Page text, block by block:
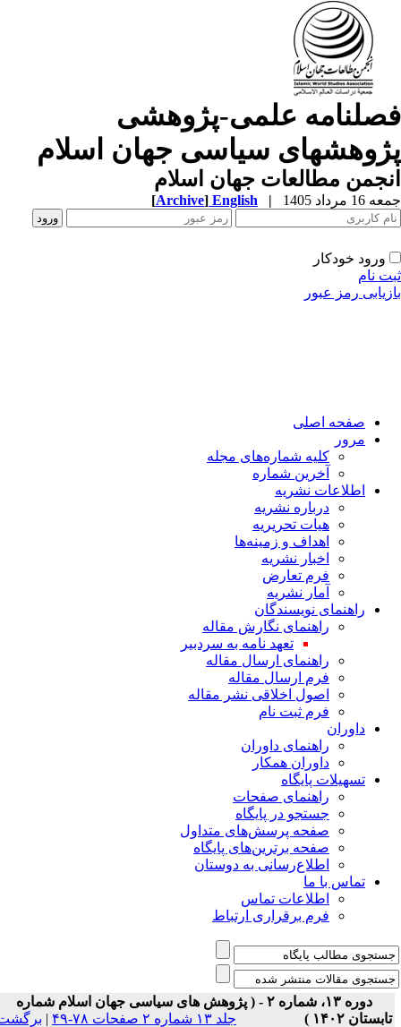
علمی-پژوهشی
سیاسی جهان اسلام
مطالعات جهان اسلام
مرداد 1405 |
English
[Archive]
ورود خودکار
نام
رمز عبور
صفحه اصلی
مرور
کلیه شماره‌های مجله
آخرین شماره
اطلاعات نشریه
درباره نشریه
هیات تحریریه
اهداف و زمینه‌ها
اخبار نشریه
فرم تعارض
آمار نشریه
راهنمای نویسندگان
راهنمای نگارش مقاله
تعهد نامه به سردبیر
راهنمای ارسال مقاله
فرم ارسال مقاله
اصول اخلاقی نشر مقاله
فرم ثبت نام
داوران
راهنمای داوران
داوران همکار
تسهیلات پایگاه
راهنمای صفحات
جستجو در پایگاه
صفحه پرسش‌های متداول
صفحه برترین‌های پایگاه
اطلاع‌رسانی به دوستان
تماس با ما
اطلاعات تماس
فرم برقراری ارتباط
دوره ۱۳، شماره ۲ - ( پژوهش های سیاسی جهان اسلام شماره
۱۴۰۲ )
جلد ۱۳ شماره ۲ صفحات ۷۸-۴۹ |برگشت